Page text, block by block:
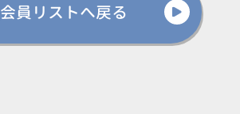
会員リストへ戻る